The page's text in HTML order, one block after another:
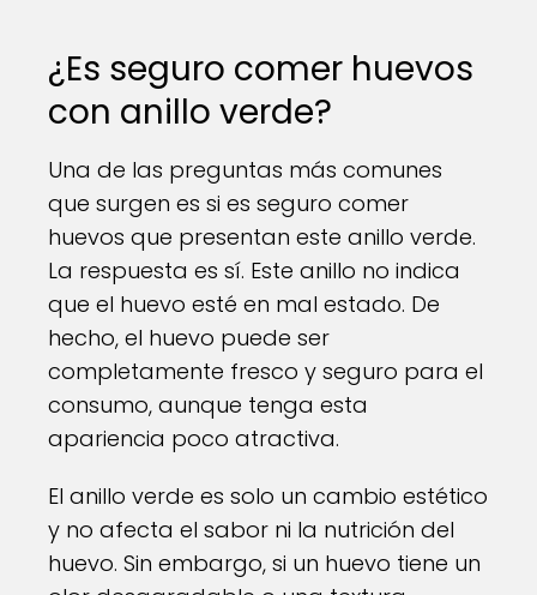
¿Es seguro comer huevos
con anillo verde?
Una de las preguntas más comunes
que surgen es si es seguro comer
huevos que presentan este anillo verde.
La respuesta es sí. Este anillo no indica
que el huevo esté en mal estado. De
hecho, el huevo puede ser
completamente fresco y seguro para el
consumo, aunque tenga esta
apariencia poco atractiva.
El anillo verde es solo un cambio estético
y no afecta el sabor ni la nutrición del
huevo. Sin embargo, si un huevo tiene un